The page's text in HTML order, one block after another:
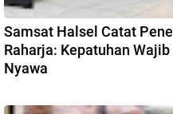
Samsat Halsel Catat
Raharja: Kepatuhan
Nyawa